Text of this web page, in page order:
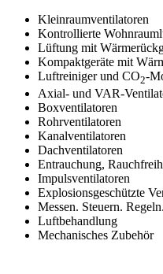
Kleinraumventilatoren
Kontrollierte
Lüftung mit
Kompaktgeräte mit
Luftreiniger und CO2-
Axial- und VAR-
Boxventilatoren
Rohrventilatoren
Kanalventilatoren
Dachventilatoren
Entrauchung,
Impulsventilatoren
Explosionsgeschützte
Messen. Steuern. Regeln.
Luftbehandlung
Mechanisches Zubehör